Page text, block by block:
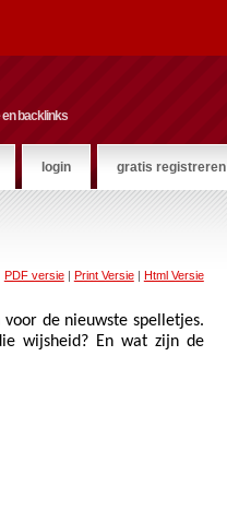
backlinks
login gratis registreren
PDF versie| Print Versie| Html Versie
de nieuwste spelletjes.
wijsheid? En wat zijn de